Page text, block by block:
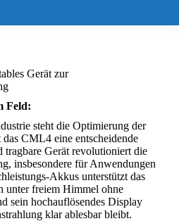
Gerät zur
Feld:
steht die Optimierung der
CML4 eine entscheidende
tragbare Gerät revolutioniert die
insbesondere für Anwendungen
Akkus unterstützt das
unter freiem Himmel ohne
sein hochauflösendes Display
klar ablesbar bleibt.